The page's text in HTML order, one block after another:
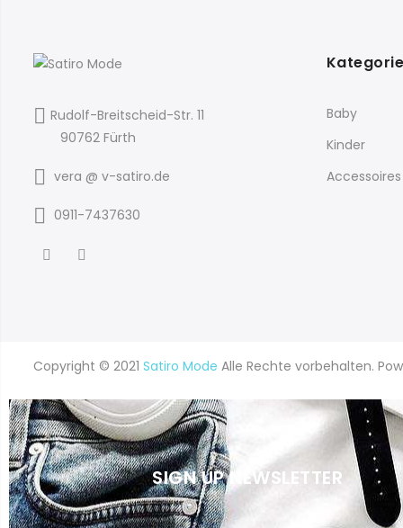
6/12/18/24
62
65
68 35
81
8026
8620
9259
9854
Rudolf-Breitscheid-Str. 11
90762 Fürth
vera @ v-satiro.de
0911-7437630
Baby
Kinder
Accessoires
Copyright © 2021 Satiro Mode Alle Rechte vorbehalten.
SIGN UP NEWSLETTER